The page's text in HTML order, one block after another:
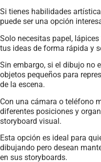
Si tienes habilidades
puede ser una opción
Solo necesitas papel,
tus ideas de forma rápida y
Sin embargo, si el dibujo no
objetos pequeños para
de la escena.
Con una cámara o teléfono
diferentes posiciones y
storyboard visual.
Esta opción es ideal para
dibujando pero desean
en sus storyboards.